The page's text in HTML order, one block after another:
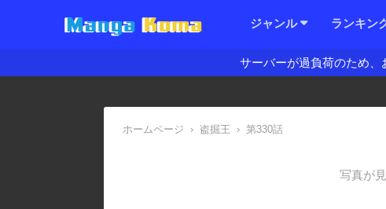
ジャンル ランキン
サーバーが過負荷のため、
ホームページ › 盗掘王 › 第330話
写真が